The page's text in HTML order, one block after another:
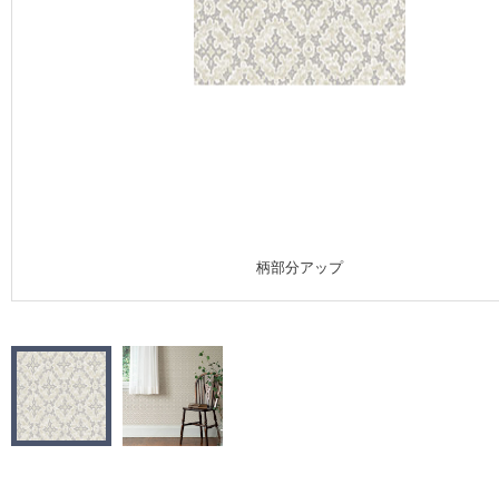
モデルハウス
新築戸建・マンション
#リリカラのある暮らし
柄部分アップ